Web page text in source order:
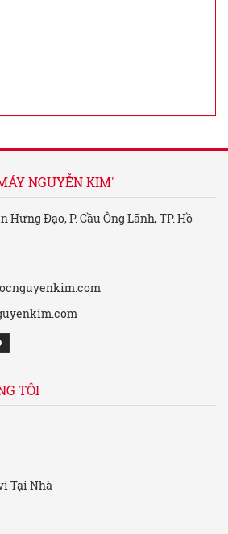
NGUYỄN KIM'
Hưng Đạo, P. Cầu Ông Lãnh, TP. Hồ
TÔI
Tại Nhà